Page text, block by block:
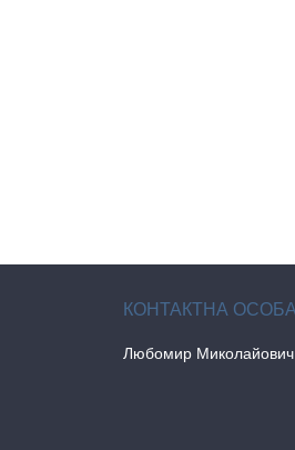
Любомир Миколайович